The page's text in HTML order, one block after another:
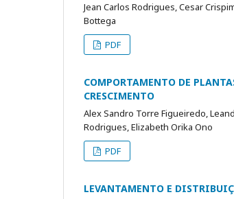
Jean Carlos Rodrigues, Cesar
Bottega
PDF
COMPORTAMENTO DE
CRESCIMENTO
Alex Sandro Torre Figueiredo,
Rodrigues, Elizabeth Orika Ono
PDF
LEVANTAMENTO E